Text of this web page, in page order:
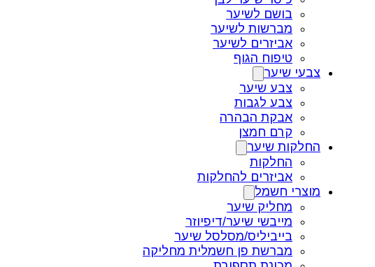
בושם לשיער
מברשות לשיער
אביזרים לשיער
טיפוח הגוף
צבעי שיער
צבע שיער
צבע לגבות
אבקת הבהרה
קרם חמצן
החלקות שיער
החלקות
אביזרים להחלקות
מוצרי חשמל
מחליק שיער
מייבשי שיער/דיפיוזר
בייביליס/מסלסל שיער
מברשת פן חשמלית מחליקה